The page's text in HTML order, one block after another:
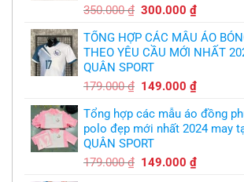
350.000₫ Giá
là:
350.000 ₫.
300.000₫Giá
tại
là:
TỔNG HỢP CÁC MẪU ÁO
THEO YÊU CẦU MỚI NHẤT
QUÂN SPORT
179.000₫ Giá
là:
179.000 ₫.
149.000₫Giá
tại
là:
Tổng hợp các mẫu áo đồng
polo đẹp mới nhất 2024 may
QUÂN SPORT
179.000₫ Giá
149.000₫Giá